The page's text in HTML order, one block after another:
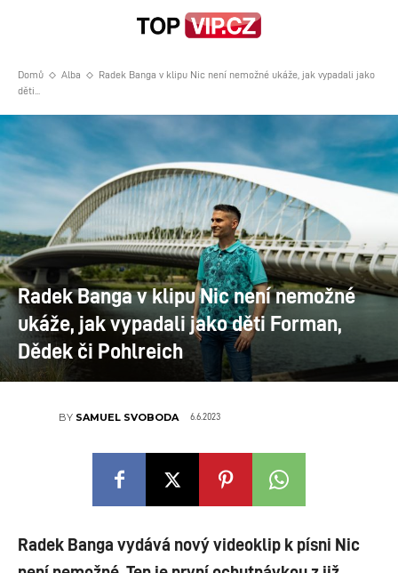
Domů Alba
Radek Banga v klipu Nic není nemožné ukáže, jak vypadali jako
děti...
Radek Banga v klipu Nic není nemožné
ukáže, jak vypadali jako děti Forman,
Dědek či Pohlreich
BY SAMUEL SVOBODA 6.6.2023
Radek Banga vydává nový videoklip k písni Nic